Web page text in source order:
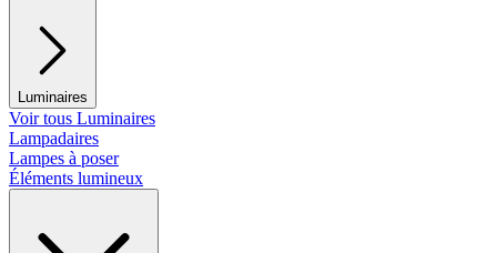
Luminaires
Voir tous Luminaires
Lampadaires
Lampes à poser
Éléments lumineux